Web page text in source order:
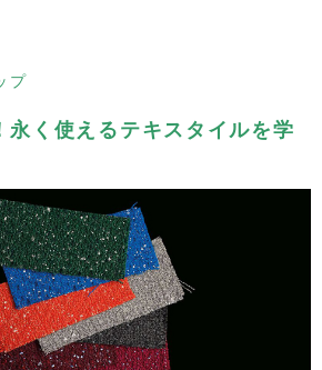
プ
永く使えるテキスタイルを学